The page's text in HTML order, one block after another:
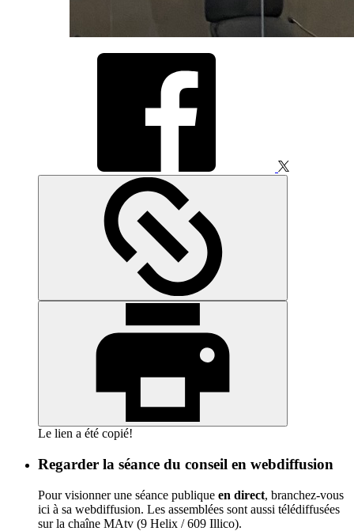
Le lien a été copié!
Regarder la séance du conseil en webdiffusion
Pour visionner une séance publique en direct, branchez-vous
ici à sa webdiffusion. Les assemblées sont aussi télédiffusées
sur la chaîne MAtv (9 Helix / 609 Illico).